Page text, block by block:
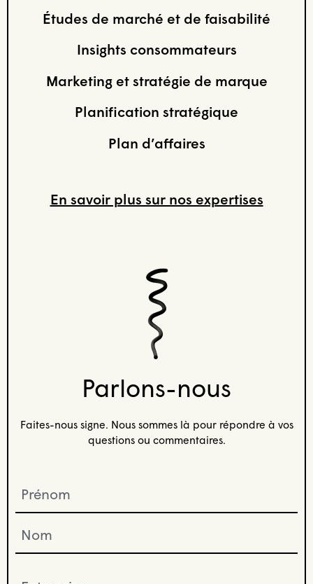
Études de marché et de faisabilité
Insights consommateurs
Marketing et stratégie de marque
Planification stratégique
Plan d’affaires
En savoir plus sur nos expertises
Parlons-nous
Faites-nous signe. Nous sommes là pour répondre à vos
questions ou commentaires.